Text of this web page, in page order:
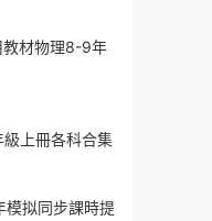
教材物理8-9年
上冊各科合集
拟同步課時提